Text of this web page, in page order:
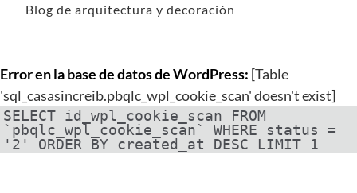
Blog de arquitectura y decoración
Error en la base de datos de WordPress: [Table
'sql_casasincreib.pbqlc_wpl_cookie_scan' doesn't exist]
SELECT id_wpl_cookie_scan FROM
`pbqlc_wpl_cookie_scan` WHERE status =
'2' ORDER BY created_at DESC LIMIT 1